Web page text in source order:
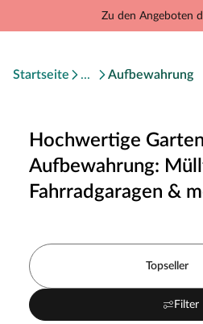
Zu den Angeboten
Startseite Aufbewahrung
Hochwertige
Aufbewahrung:
Fahrradgaragen &
Topseller
Filter